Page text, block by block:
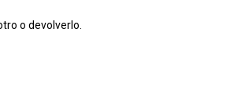
o devolverlo.